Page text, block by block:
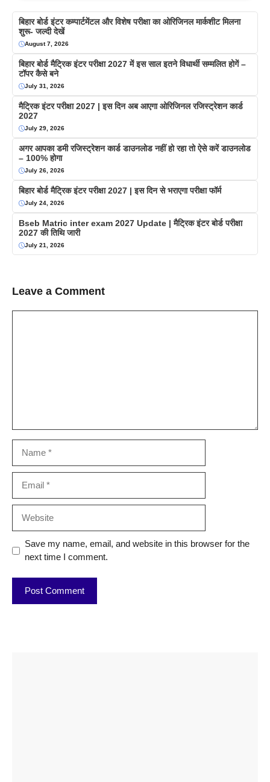
बिहार बोर्ड इंटर कम्पार्टमेंटल और विशेष परीक्षा का ओरिजिनल मार्कशीट मिलना
शुरू- जल्दी देखें
August 7, 2026
बिहार बोर्ड मैट्रिक इंटर परीक्षा 2027 में इस साल इतने विधार्थी सम्मलित होगें –
टॉपर कैसे बने
July 31, 2026
मैट्रिक इंटर परीक्षा 2027 | इस दिन अब आएगा ओरिजिनल रजिस्ट्रेशन कार्ड
2027
July 29, 2026
अगर आपका डमी रजिस्ट्रेशन कार्ड डाउनलोड नहीं हो रहा तो ऐसे करें डाउनलोड
– 100% होगा
July 26, 2026
बिहार बोर्ड मैट्रिक इंटर परीक्षा 2027 | इस दिन से भराएगा परीक्षा फॉर्म
July 24, 2026
Bseb Matric inter exam 2027 Update | मैट्रिक इंटर बोर्ड परीक्षा
2027 की तिथि जारी
July 21, 2026
Leave a Comment
Save my name, email, and website in this browser for the
next time I comment.